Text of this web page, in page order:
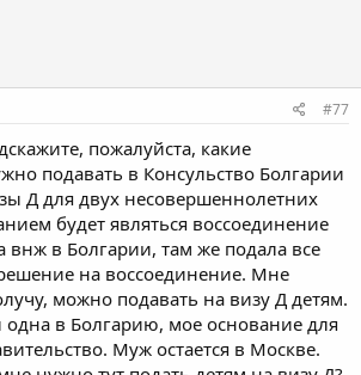
#77
пожалуйста, какие
подавать в Консульство Болгарии
Д для двух несовершеннолетних
будет являться воссоединение
внж в Болгарии, там же подала все
на воссоединение. Мне
можно подавать на визу Д детям.
одна в Болгарию, мое основание для
Муж остается в Москве.